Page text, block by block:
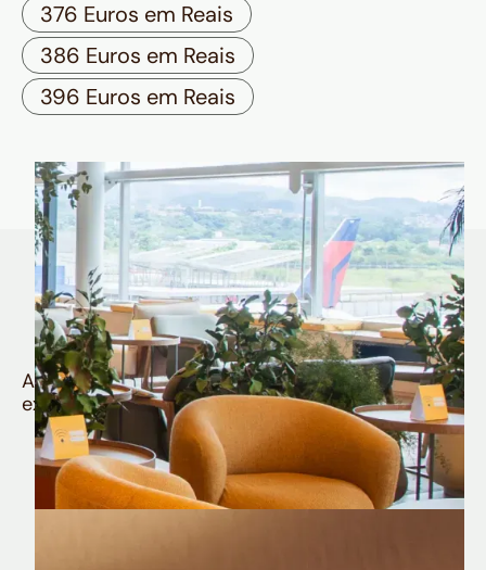
376 Euros em Reais
386 Euros em Reais
396 Euros em Reais
Quem é Nomad tem
muito mais
Aproveite todos os benefícios e vantagens
exclusivas da sua Conta Internacional